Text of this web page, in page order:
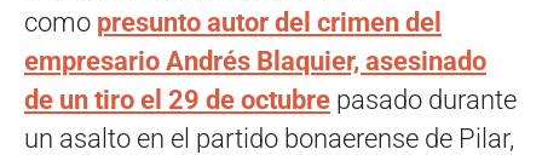
como presunto autor del crimen del
empresario Andrés Blaquier, asesinado
de un tiro el 29 de octubre pasado durante
un asalto en el partido bonaerense de Pilar,